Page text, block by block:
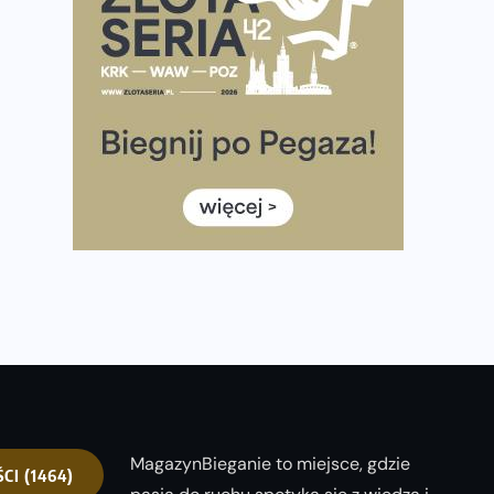
Już w ten weekend! Przed nami Nocny Portowy
Maraton i Półmaraton Szczeciński. Wszystko, co warto
Medal i koszulka 35. Biegu Powstania Warszawskiego.
Na listach startowych są jeszcze wolne miejsca
(1464)
MagazynBieganie to miejsce, gdzie